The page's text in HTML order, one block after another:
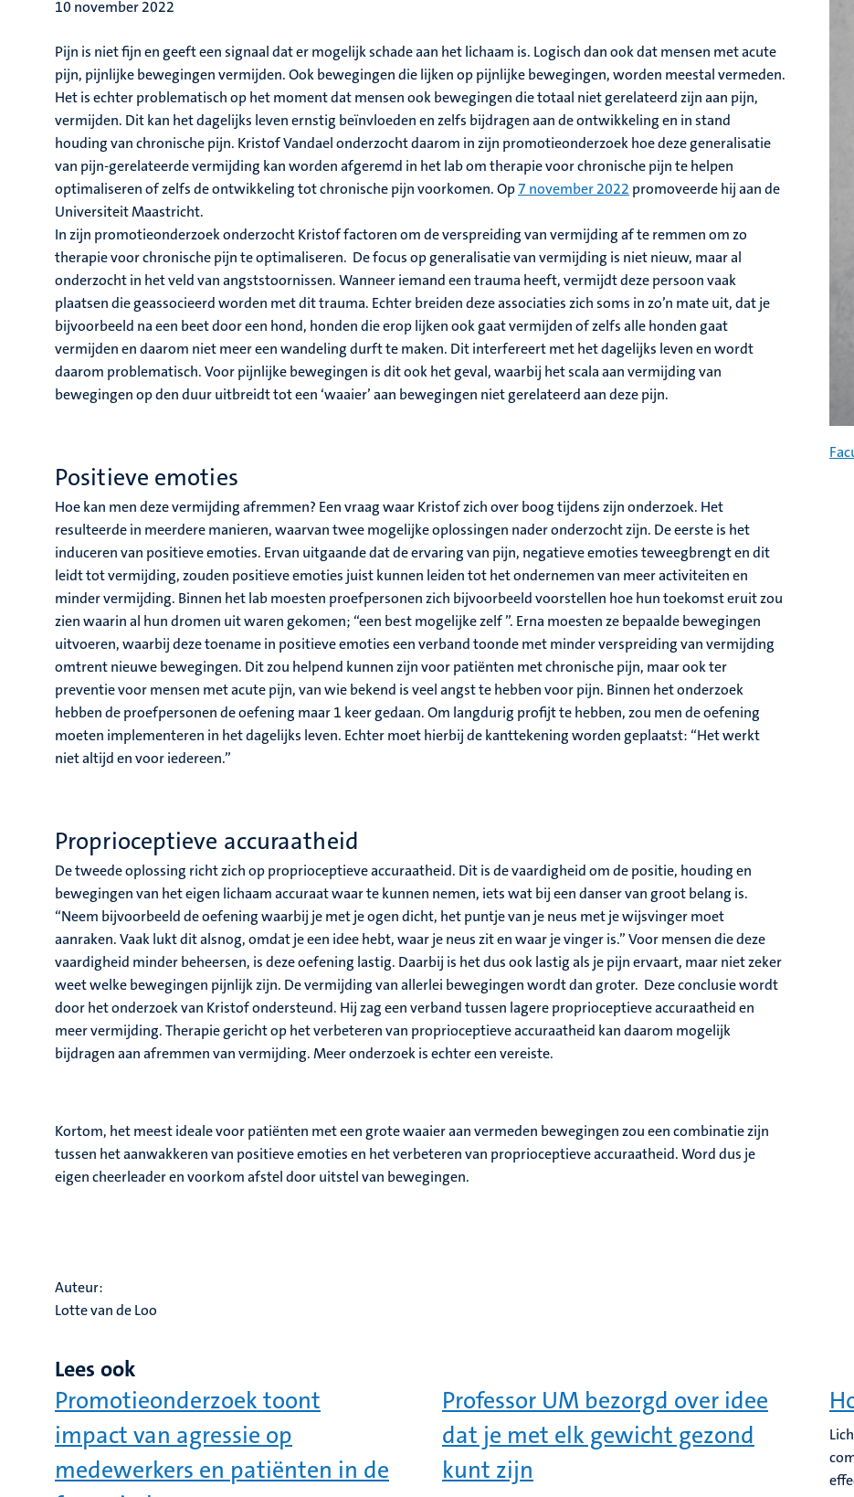
10 november 2022
Pijn is niet fijn en geeft een signaal dat er mogelijk schade aan het lichaam is. Logisch dan ook dat mensen met acute
pijn, pijnlijke bewegingen vermijden. Ook bewegingen die lijken op pijnlijke bewegingen, worden meestal vermeden.
Het is echter problematisch op het moment dat mensen ook bewegingen die totaal niet gerelateerd zijn aan pijn,
vermijden. Dit kan het dagelijks leven ernstig beïnvloeden en zelfs bijdragen aan de ontwikkeling en in stand
houding van chronische pijn. Kristof Vandael onderzocht daarom in zijn promotieonderzoek hoe deze generalisatie
van pijn-gerelateerde vermijding kan worden afgeremd in het lab om therapie voor chronische pijn te helpen
optimaliseren of zelfs de ontwikkeling tot chronische pijn voorkomen. Op7 november 2022 promoveerde hij aan de
Universiteit Maastricht.
In zijn promotieonderzoek onderzocht Kristof factoren om de verspreiding van vermijding af te remmen om zo
therapie voor chronische pijn te optimaliseren. De focus op generalisatie van vermijding is niet nieuw, maar al
onderzocht in het veld van angststoornissen. Wanneer iemand een trauma heeft, vermijdt deze persoon vaak
plaatsen die geassocieerd worden met dit trauma. Echter breiden deze associaties zich soms in zo’n mate uit, dat je
bijvoorbeeld na een beet door een hond, honden die erop lijken ook gaat vermijden of zelfs alle honden gaat
vermijden en daarom niet meer een wandeling durft te maken. Dit interfereert met het dagelijks leven en wordt
daarom problematisch. Voor pijnlijke bewegingen is dit ook het geval, waarbij het scala aan vermijding van
bewegingen op den duur uitbreidt tot een ‘waaier’ aan bewegingen niet gerelateerd aan deze pijn.
Positieve emoties
Hoe kan men deze vermijding afremmen? Een vraag waar Kristof zich over boog tijdens zijn onderzoek. Het
resulteerde in meerdere manieren, waarvan twee mogelijke oplossingen nader onderzocht zijn. De eerste is het
induceren van positieve emoties. Ervan uitgaande dat de ervaring van pijn, negatieve emoties teweegbrengt en dit
leidt tot vermijding, zouden positieve emoties juist kunnen leiden tot het ondernemen van meer activiteiten en
minder vermijding. Binnen het lab moesten proefpersonen zich bijvoorbeeld voorstellen hoe hun toekomst eruit zou
zien waarin al hun dromen uit waren gekomen; “een best mogelijke zelf ”. Erna moesten ze bepaalde bewegingen
uitvoeren, waarbij deze toename in positieve emoties een verband toonde met minder verspreiding van vermijding
omtrent nieuwe bewegingen. Dit zou helpend kunnen zijn voor patiënten met chronische pijn, maar ook ter
preventie voor mensen met acute pijn, van wie bekend is veel angst te hebben voor pijn. Binnen het onderzoek
hebben de proefpersonen de oefening maar 1 keer gedaan. Om langdurig profijt te hebben, zou men de oefening
moeten implementeren in het dagelijks leven. Echter moet hierbij de kanttekening worden geplaatst: “Het werkt
niet altijd en voor iedereen.”
Proprioceptieve accuraatheid
De tweede oplossing richt zich op proprioceptieve accuraatheid. Dit is de vaardigheid om de positie, houding en
bewegingen van het eigen lichaam accuraat waar te kunnen nemen, iets wat bij een danser van groot belang is.
“Neem bijvoorbeeld de oefening waarbij je met je ogen dicht, het puntje van je neus met je wijsvinger moet
aanraken. Vaak lukt dit alsnog, omdat je een idee hebt, waar je neus zit en waar je vinger is.’’ Voor mensen die deze
vaardigheid minder beheersen, is deze oefening lastig. Daarbij is het dus ook lastig als je pijn ervaart, maar niet zeker
weet welke bewegingen pijnlijk zijn. De vermijding van allerlei bewegingen wordt dan groter. Deze conclusie wordt
door het onderzoek van Kristof ondersteund. Hij zag een verband tussen lagere proprioceptieve accuraatheid en
meer vermijding. Therapie gericht op het verbeteren van proprioceptieve accuraatheid kan daarom mogelijk
bijdragen aan afremmen van vermijding. Meer onderzoek is echter een vereiste.
Kortom, het meest ideale voor patiënten met een grote waaier aan vermeden bewegingen zou een combinatie zijn
tussen het aanwakkeren van positieve emoties en het verbeteren van proprioceptieve accuraatheid. Word dus je
eigen cheerleader en voorkom afstel door uitstel van bewegingen.
Auteur:
Lotte van de Loo
Lees ook
Promotieonderzoek toont
impact van agressie op
medewerkers en patiënten in de
Professor UM bezorgd over idee
dat je met elk gewicht gezond
kunt zijn